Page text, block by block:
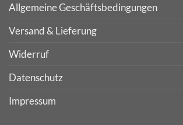
Allgemeine Geschäftsbedingungen
Versand & Lieferung
Widerruf
Datenschutz
Impressum